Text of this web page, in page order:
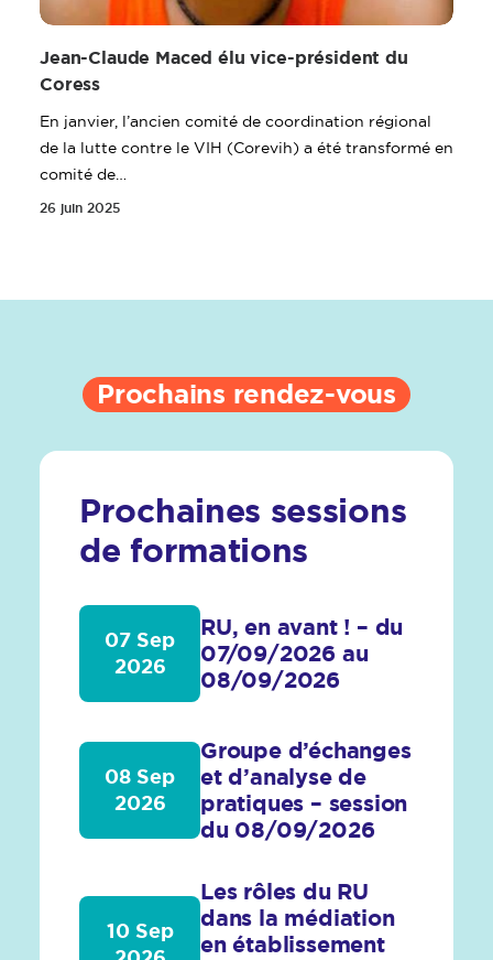
Jean-Claude Maced élu vice-président du
Coress
En janvier, l’ancien comité de coordination régional
de la lutte contre le VIH (Corevih) a été transformé en
comité de…
26 juin 2025
Prochains rendez-vous
Prochaines sessions
de formations
07 Sep
2026
RU, en avant ! – du
07/09/2026 au
08/09/2026
08 Sep
2026
Groupe d’échanges
et d’analyse de
pratiques – session
du 08/09/2026
10 Sep
Les rôles du RU
dans la médiation
en établissement